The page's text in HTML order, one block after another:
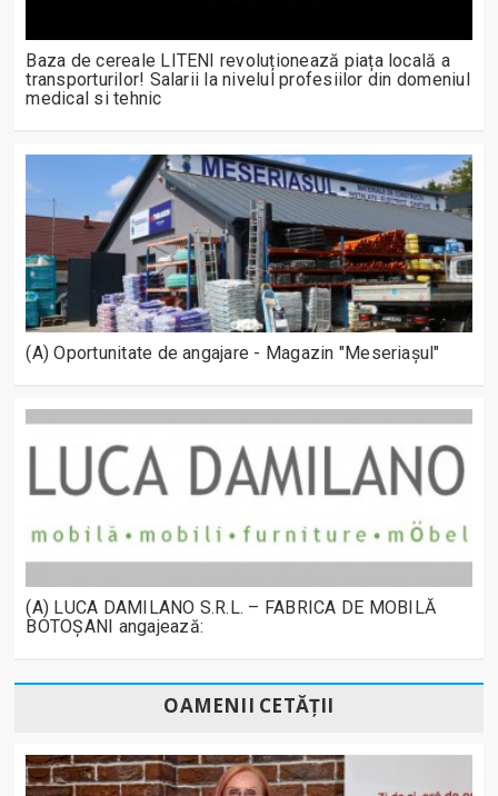
Baza de cereale LITENI revoluționează piața locală a
transporturilor! Salarii la nivelul profesiilor din domeniul
medical si tehnic
(A) Oportunitate de angajare - Magazin "Meseriașul"
(A) LUCA DAMILANO S.R.L. – FABRICA DE MOBILĂ
BOTOȘANI angajează:
OAMENII CETĂȚII